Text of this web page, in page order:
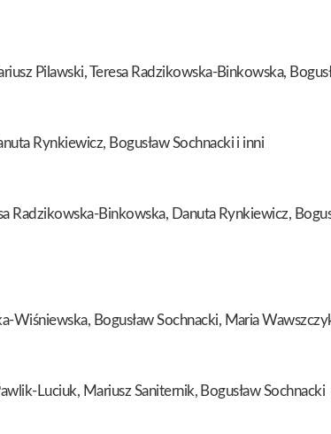
Pilawski, Teresa Radzikowska-Binkowska,
Rynkiewicz, Bogusław Sochnacki i inni
Radzikowska-Binkowska, Danuta Rynkiewicz,
Wiśniewska, Bogusław Sochnacki, Maria
Luciuk, Mariusz Saniternik, Bogusław